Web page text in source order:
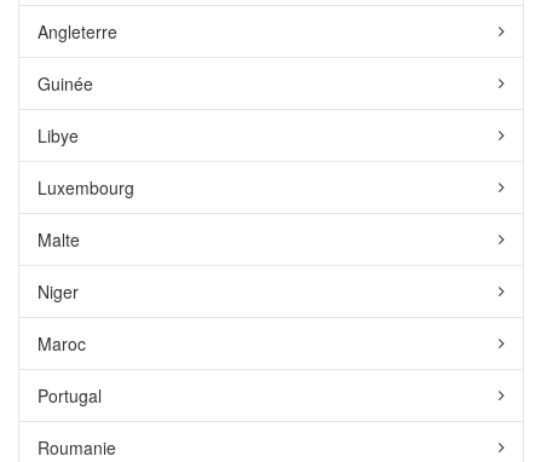
Angleterre
Guinée
Libye
Luxembourg
Malte
Niger
Maroc
Portugal
Roumanie